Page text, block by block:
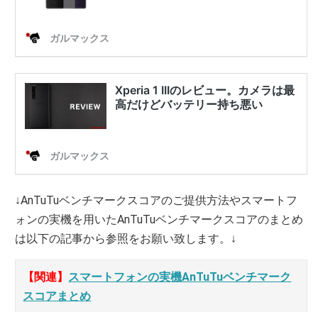
↓AnTuTuベンチマークスコアのご提供方法やスマートフ
ォンの実機を用いたAnTuTuベンチマークスコアのまとめ
は以下の記事から参照をお願い致します。↓
【関連】 スマートフォンの実機AnTuTuベンチマーク
スコアまとめ